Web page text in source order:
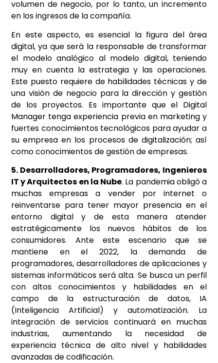
volumen de negocio, por lo tanto, un incremento
en los ingresos de la compañía.
En este aspecto, es esencial la figura del área
digital, ya que será la responsable de transformar
el modelo analógico al modelo digital, teniendo
muy en cuenta la estrategia y las operaciones.
Este puesto requiere de habilidades técnicas y de
una visión de negocio para la dirección y gestión
de los proyectos. Es importante que el Digital
Manager tenga experiencia previa en marketing y
fuertes conocimientos tecnológicos para ayudar a
su empresa en los procesos de digitalización; así
como conocimientos de gestión de empresas.
5. Desarrolladores, Programadores, Ingenieros
IT y Arquitectos en la Nube. La pandemia obligó a
muchas empresas a vender por internet o
reinventarse para tener mayor presencia en el
entorno digital y de esta manera atender
estratégicamente los nuevos hábitos de los
consumidores. Ante este escenario que se
mantiene en el 2022, la demanda de
programadores, desarrolladores de aplicaciones y
sistemas informáticos será alta. Se busca un perfil
con altos conocimientos y habilidades en el
campo de la estructuración de datos, IA
(Inteligencia Artificial) y automatización. La
integración de servicios continuará en muchas
industrias, aumentando la necesidad de
experiencia técnica de alto nivel y habilidades
avanzadas de codificación.